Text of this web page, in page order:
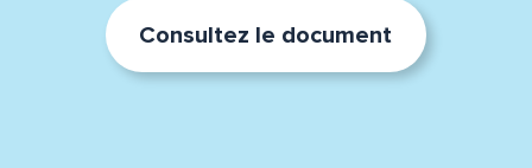
Consultez le document